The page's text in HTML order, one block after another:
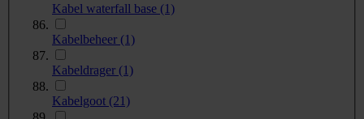
Kabel waterfall base (1)
Kabelbeheer (1)
Kabeldrager (1)
Kabelgoot (21)